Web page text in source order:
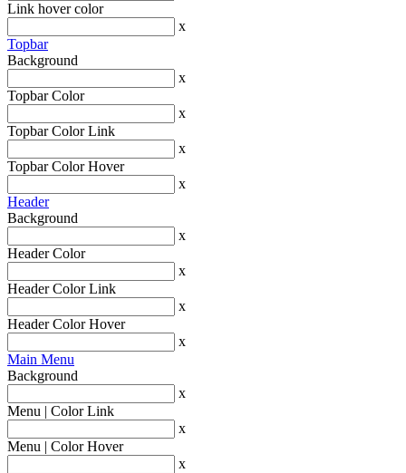
Link hover color
x
Topbar
Background
x
Topbar Color
x
Topbar Color Link
x
Topbar Color Hover
x
Header
Background
x
Header Color
x
Header Color Link
x
Header Color Hover
x
Main Menu
Background
x
Menu | Color Link
x
Menu | Color Hover
x